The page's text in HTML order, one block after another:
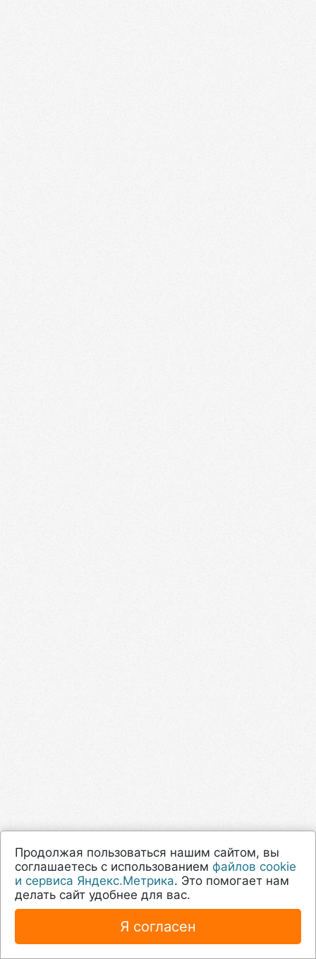
Продолжая пользоваться нашим сайтом, вы
соглашаетесь с использованием файлов cookie
и сервиса Яндекс.Метрика. Это помогает нам
делать сайт удобнее для вас.
Я согласен